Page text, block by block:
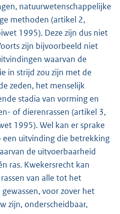
natuurwetenschappelijke
methoden (artikel 2,
1995). Deze zijn dus niet
zijn bijvoorbeeld niet
waarvan de
in strijd zou zijn met de
zeden, het menselijk
stadia van vorming en
of dierenrassen (artikel 3,
1995). Wel kan er sprake
een uitvinding die betrekking
de uitvoerbaarheid
ras. Kwekersrecht kan
van alle tot het
voor zover het
zijn, onderscheidbaar,